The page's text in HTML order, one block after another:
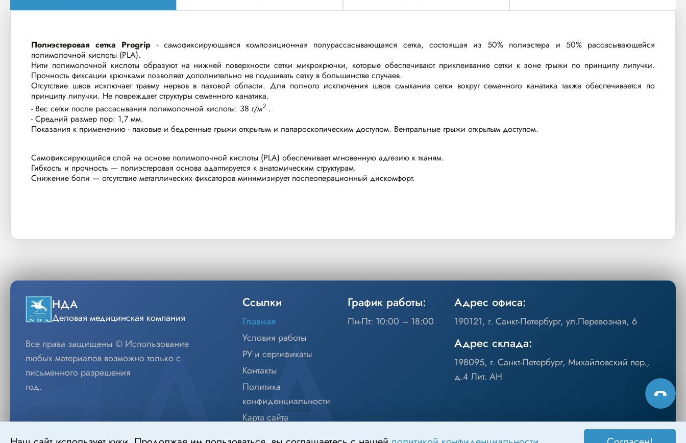
Полиэстеровая сетка Progrip - самофиксирующаяся композиционная полурассасывающаяся сетка, состоящая из 50% полиэстера и 50% рассасывающейся
полимолочной кислоты (PLA).
Нити полимолочной кислоты образуют на нижней поверхности сетки микрокрючки, которые обеспечивают приклеивание сетки к зоне грыжи по принципу липучки.
Прочность фиксации крючками позволяет дополнительно не подшивать сетку в большинстве случаев.
Отсутствие швов исключает травму нервов в паховой области. Для полного исключения швов смыкание сетки вокруг семенного канатика также обеспечивается по
принципу липучки. Не повреждает структуры семенного канатика.
- Вес сетки после рассасывания полимолочной кислоты: 38 г/м2 .
- Средний размер пор: 1,7 мм.
Показания к применению - паховые и бедренные грыжи открытым и лапароскопическим доступом. Вентральные грыжи открытым доступом.
Самофиксирующийся слой на основе полимолочной кислоты (PLA) обеспечивает мгновенную адгезию к тканям.
Гибкость и прочность — полиэстеровая основа адаптируется к анатомическим структурам.
Снижение боли — отсутствие металлических фиксаторов минимизирует послеоперационный дискомфорт.
НДА
Деловая медицинская компания
Все права защищены © Использование
любых материалов возможно только с
письменного разрешения
год.
Ссылки
Главная
Условия работы
РУ и сертификаты
Контакты
Политика
конфиденциальности
Карта сайта
График работы:
Пн-Пт: 10:00 – 18:00
Адрес офиса:
190121, г. Санкт-Петербург, ул.Перевозная, 6
Адрес склада:
198095, г. Санкт-Петербург, Михайловский пер.,
д.4 Лит. АН